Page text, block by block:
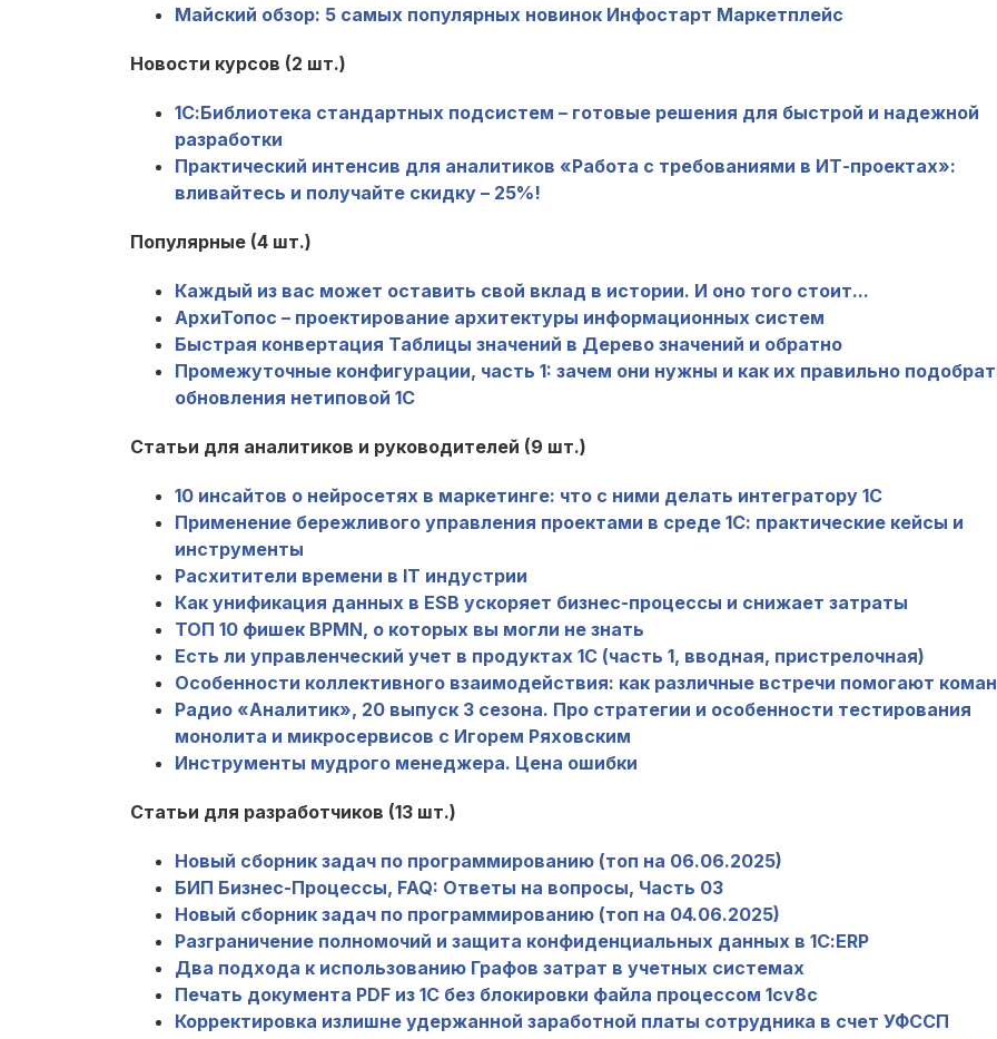
Майский обзор: 5 самых популярных новинок Инфостарт Маркетплейс
Новости курсов (2 шт.)
1С:Библиотека стандартных подсистем – готовые решения для быстрой и надежной
разработки
Практический интенсив для аналитиков «Работа с требованиями в ИТ-проектах»:
вливайтесь и получайте скидку – 25%!
Популярные (4 шт.)
Каждый из вас может оставить свой вклад в истории. И оно того стоит...
АрхиТопос – проектирование архитектуры информационных систем
Быстрая конвертация Таблицы значений в Дерево значений и обратно
Промежуточные конфигурации, часть 1: зачем они нужны и как их правильно
обновления нетиповой 1С
Статьи для аналитиков и руководителей (9 шт.)
10 инсайтов о нейросетях в маркетинге: что с ними делать интегратору 1С
Применение бережливого управления проектами в среде 1С: практические кейсы и
инструменты
Расхитители времени в IT индустрии
Как унификация данных в ESB ускоряет бизнес-процессы и снижает затраты
ТОП 10 фишек BPMN, о которых вы могли не знать
Есть ли управленческий учет в продуктах 1С (часть 1, вводная, пристрелочная)
Особенности коллективного взаимодействия: как различные встречи помогают
Радио «Аналитик», 20 выпуск 3 сезона. Про стратегии и особенности тестирования
монолита и микросервисов с Игорем Ряховским
Инструменты мудрого менеджера. Цена ошибки
Статьи для разработчиков (13 шт.)
Новый сборник задач по программированию (топ на 06.06.2025)
БИП Бизнес-Процессы, FAQ: Ответы на вопросы, Часть 03
Новый сборник задач по программированию (топ на 04.06.2025)
Разграничение полномочий и защита конфиденциальных данных в 1С:ERP
Два подхода к использованию Графов затрат в учетных системах
Печать документа PDF из 1С без блокировки файла процессом 1cv8c
Корректировка излишне удержанной заработной платы сотрудника в счет УФССП